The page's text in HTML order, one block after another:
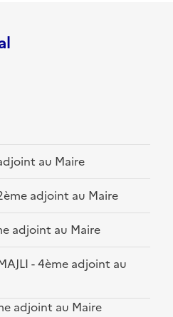
au Maire
adjoint au Maire
adjoint au Maire
- 4ème adjoint au
adjoint au Maire